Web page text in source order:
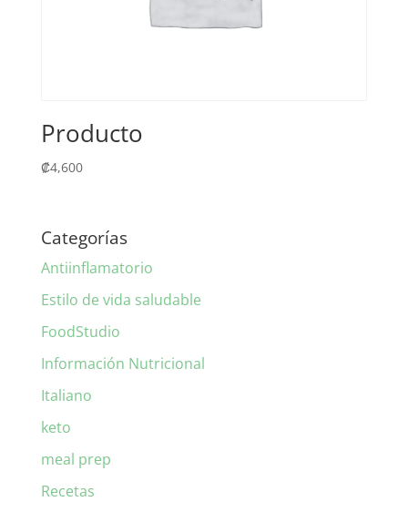
Producto
₡4,600
Categorías
Antiinflamatorio
Estilo de vida saludable
FoodStudio
Información Nutricional
Italiano
keto
meal prep
Recetas